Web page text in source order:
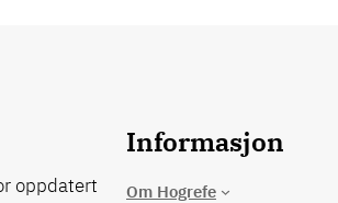
oppdatert
Informasjon
Om Hogrefe